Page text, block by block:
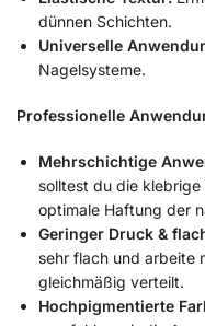
dünnen Schichten.
Universelle
Nagelsysteme.
Professionelle
Mehrschichtige
solltest du die
optimale Haftung der
Geringer Druck &
sehr flach und arbeite
gleichmäßig verteilt.
Hochpigmentierte